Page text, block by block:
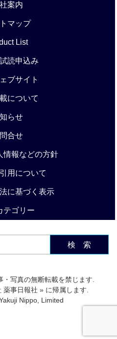
案内
マップ
List
読申込み
ブサイト
について
らせ
合せ
情報などの方針
用について
に基づく表示
テゴリー
検 索
・写真の無断転載を禁じます.
薬事日報社 » に帰属します.
Nippo, Limited